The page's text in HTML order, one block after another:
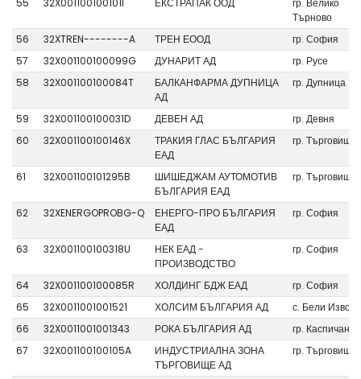
55
32X001100100101I ЕКСТРАПАК ООД
гр. Велико
Търново
56
32XTREN--------A ТРЕН ЕООД
гр. София
57
32X001100100099G ДУНАРИТ АД
гр. Русе
58
32X001100100084T
БАЛКАНФАРМА ДУПНИЦА
АД
гр. Дупница
59 32X001100100031D ДЕВЕН АД
гр. Девня
60
32X001100100146X
ТРАКИЯ ГЛАС БЪЛГАРИЯ
ЕАД
гр. Търговище
61 32X001100101295B
ШИШЕДЖАМ АУТОМОТИВ
БЪЛГАРИЯ ЕАД
гр. Търговище
62 32XENERGOPROBG-Q
ЕНЕРГО-ПРО БЪЛГАРИЯ
ЕАД
гр. София
63 32X001100100318U
НЕК ЕАД -
ПРОИЗВОДСТВО
гр. София
64 32X001100100085R ХОЛДИНГ БДЖ ЕАД
гр. София
65
32X0011001001521 ХОЛСИМ БЪЛГАРИЯ АД
с. Бели Извор
66
32X0011001001343 РОКА БЪЛГАРИЯ АД
гр. Каспичан
67
32X001100100105A
ИНДУСТРИАЛНА ЗОНА
ТЪРГОВИЩЕ АД
гр. Търговище